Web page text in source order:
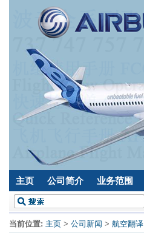
主页 公司简介 业务范围
当前位置: 主页 > 公司新闻 > 航空翻译